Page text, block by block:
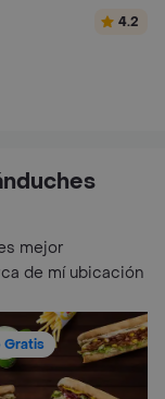
4.2
mejor
de mí ubicación
Gratis